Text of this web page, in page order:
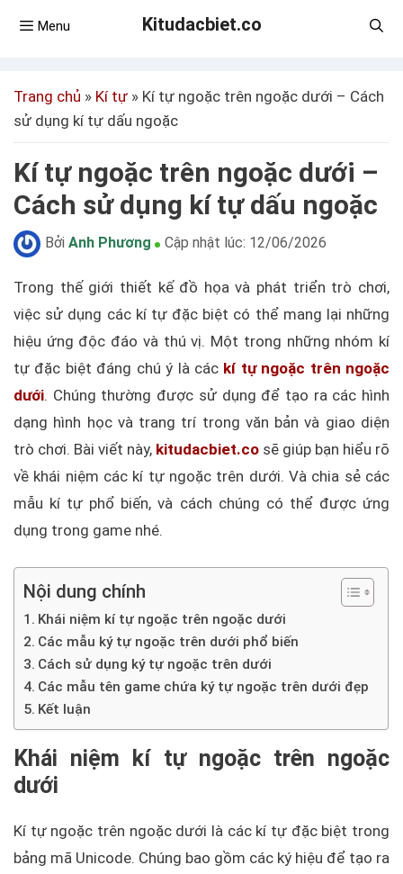
Kitudacbiet.co
Menu
Trang chủ » Kí tự » Kí tự ngoặc trên ngoặc dưới – Cách
sử dụng kí tự dấu ngoặc
Kí tự ngoặc trên ngoặc dưới –
Cách sử dụng kí tự dấu ngoặc
Bởi Anh Phương Cập nhật lúc: 12/06/2026
Trong thế giới thiết kế đồ họa và phát triển trò chơi,
việc sử dụng các kí tự đặc biệt có thể mang lại những
hiệu ứng độc đáo và thú vị. Một trong những nhóm kí
tự đặc biệt đáng chú ý là cáckí tự ngoặc trên ngoặc
dưới. Chúng thường được sử dụng để tạo ra các hình
dạng hình học và trang trí trong văn bản và giao diện
trò chơi. Bài viết này, kitudacbiet.co sẽ giúp bạn hiểu rõ
về khái niệm các kí tự ngoặc trên dưới. Và chia sẻ các
mẫu kí tự phổ biến, và cách chúng có thể được ứng
dụng trong game nhé.
Nội dung chính
Khái niệm kí tự ngoặc trên ngoặc dưới
Các mẫu ký tự ngoặc trên dưới phổ biến
Cách sử dụng ký tự ngoặc trên dưới
Các mẫu tên game chứa ký tự ngoặc trên dưới đẹp
Kết luận
Khái niệm kí tự ngoặc trên ngoặc
dưới
Kí tự ngoặc trên ngoặc dưới là các kí tự đặc biệt trong
bảng mã Unicode. Chúng bao gồm các ký hiệu để tạo ra